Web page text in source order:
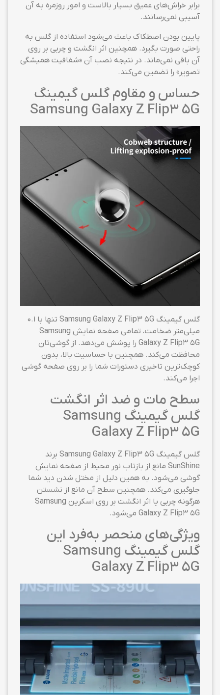
برابر خراش‌های عمیق بسیار بالاست و امور روزمره به آن
آسیبی نمی‌رسانند.
پایین بودن اصطکاک باعث می‌شود استفاده از گلس به
راحتی صورت بگیرد. همچنین اثر انگشت و چربی بر روی
آن باقی نمی‌ماند. در نتیجه نصب آن «شفافیت همیشگی
تصویر» را تضمین می‌کند.
حساس و مقاوم گلس گیمینگ
Samsung Galaxy Z Flip3 5G
گلس گیمینگ Samsung Galaxy Z Flip3 5G تنها با ۰.۱
میلی‌متر ضخامت، تمامی صفحه نمایش Samsung
Galaxy Z Flip3 5G را پوشش می‌دهد. از گوشی‌تان
محافظت می‌کند. همچنین با حساسیت بالا، بدون
کوچک‌ترین تاخیری دستورات شما را بر روی صفحه گوشی
اجرا می‌کند.
سطح مات و ضد اثر انگشت
گلس گیمینگ Samsung
Galaxy Z Flip3 5G
گلس گیمینگ Samsung Galaxy Z Flip3 5G برند
SunShine مانع از بازتاب نور محیط از صفحه نمایش
گوشی می‌شود. به همین دلیل از مختل شدن دید شما
جلوگیری می‌کند. همچنین سطح آن مانع از نشستن
هرگونه چربی یا اثر انگشت بر روی اسکرین Samsung
Galaxy Z Flip3 5G می‌شود.
ویژگی‌های منحصر به‌فرد این
گلس گیمینگ Samsung
Galaxy Z Flip3 5G